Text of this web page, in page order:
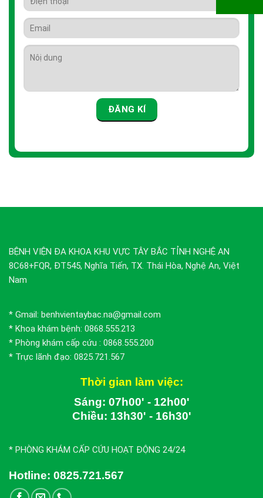
BỆNH VIỆN ĐA KHOA KHU VỰC TÂY BẮC TỈNH NGHỆ AN
8C68+FQR, ĐT545, Nghĩa Tiến, TX. Thái Hòa, Nghệ An, Việt
Nam
* Gmail: benhvientaybac.na@gmail.com
* Khoa khám bệnh: 0868.555.213
* Phòng khám cấp cứu : 0868.555.200
* Trực lãnh đạo: 0825.721.567
Thời gian làm việc:
Sáng: 07h00' - 12h00'
Chiều: 13h30' - 16h30'
* PHÒNG KHÁM CẤP CỨU HOẠT ĐỘNG 24/24
Hotline: 0825.721.567